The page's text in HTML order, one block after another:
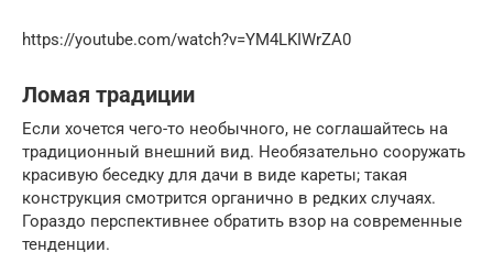
https://youtube.com/watch?v=YM4LKIWrZA0
Ломая традиции
Если хочется чего-то необычного, не соглашайтесь на
традиционный внешний вид. Необязательно сооружать
красивую беседку для дачи в виде кареты; такая
конструкция смотрится органично в редких случаях.
Гораздо перспективнее обратить взор на современные
тенденции.